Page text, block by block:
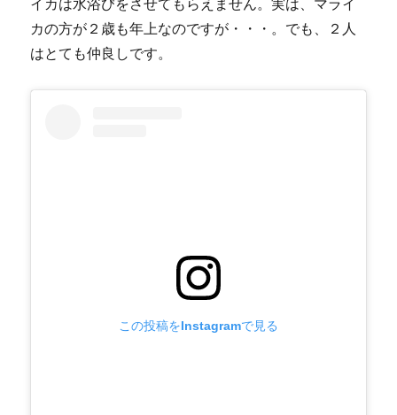
カの方が２歳も年上なのですが・・・。でも、２人
はとても仲良しです。
この投稿をInstagramで見る